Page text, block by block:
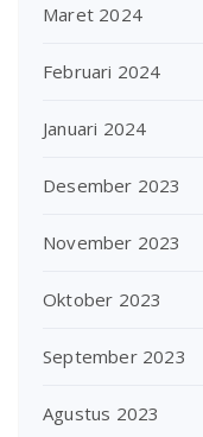
Maret 2024
Februari 2024
Januari 2024
Desember 2023
November 2023
Oktober 2023
September 2023
Agustus 2023